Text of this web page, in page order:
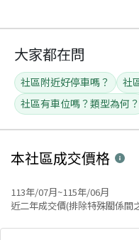
大家都在問
社區附近好停車嗎？
社
社區有車位嗎？類型為何？
本社區成交價格
113年/07月~115年/06月
近二年成交價(排除特殊關係間